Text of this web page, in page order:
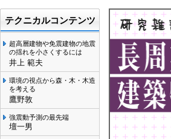
テクニカルコンテンツ
超高層建物や免震建物の地震
の揺れを小さくするには
井上 範夫
環境の視点から森・木・木造
を考える
鷹野敦
強震動予測の最先端
壇一男